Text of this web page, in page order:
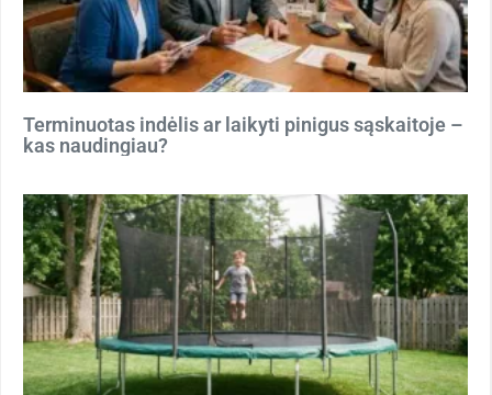
Terminuotas indėlis ar laikyti pinigus sąskaitoje –
kas naudingiau?